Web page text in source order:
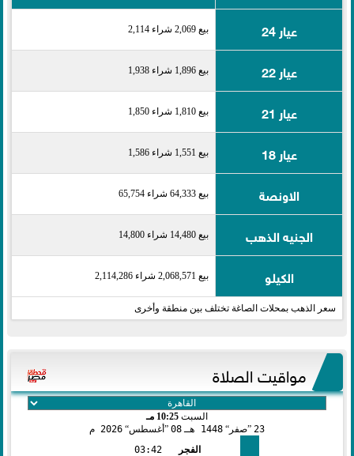
عيار 24
بيع 2,069 شراء 2,114
عيار 22 بيع 1,896 شراء 1,938
عيار 21 بيع 1,810 شراء 1,850
عيار 18 بيع 1,551 شراء 1,586
الاونصة بيع 64,333 شراء 65,754
الجنيه الذهب بيع 14,480 شراء 14,800
الكيلو بيع 2,068,571 شراء 2,114,286
سعر الذهب بمحلات الصاغة تختلف بين منطقة وأخرى
مواقيت الصلاة
السبت 10:25 مـ
23
صفر 1448 هـ 08 أغسطس 2026 م
الفجر
03:42